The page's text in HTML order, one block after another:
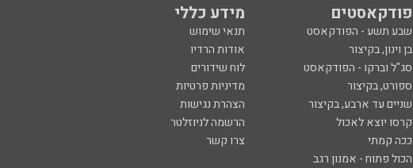
פודקאסטים מידע כללי
שבע תשע - הפודקאסט
תנאי שימוש
בן וינון, בקיצור
אודות הרדיו
סג"ל וברקו - הפודקאסט
לוח שידורים
ספורט, בקיצור
מדיניות פרטיות
שניים עד ארבע, בקיצור
הצהרת נגישות
קרסו יוצא לאכול
הרשמה לניוזלטר
ככה קמתי
צרו קשר
הכול פתוח - אמנון רגב